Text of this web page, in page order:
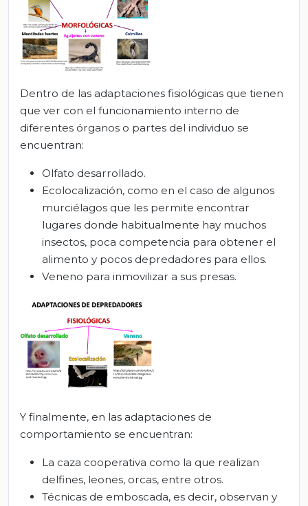
Dentro de las adaptaciones fisiológicas que tienen
que ver con el funcionamiento interno de
diferentes órganos o partes del individuo se
encuentran:
Olfato desarrollado.
Ecolocalización, como en el caso de algunos
murciélagos que les permite encontrar
lugares donde habitualmente hay muchos
insectos, poca competencia para obtener el
alimento y pocos depredadores para ellos.
Veneno para inmovilizar a sus presas.
Y finalmente, en las adaptaciones de
comportamiento se encuentran:
La caza cooperativa como la que realizan
delfines, leones, orcas, entre otros.
Técnicas de emboscada, es decir, observan y